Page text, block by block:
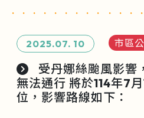
2025.07. 10 市區
受丹娜絲颱風影響
無法通行 將於114年7
位，影響路線如下：